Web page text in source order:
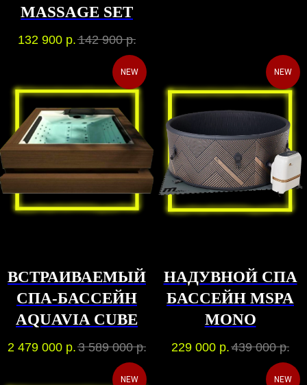
MASSAGE SET
132 900 р.142 900 р.
NEW
ВСТРАИВАЕМЫЙ
СПА-БАССЕЙН
AQUAVIA CUBE
2 479 000 р.3 589 000 р.
NEW
НАДУВНОЙ СПА
БАССЕЙН MSPA
MONO
229 000 р.439 000 р.
NEW NEW